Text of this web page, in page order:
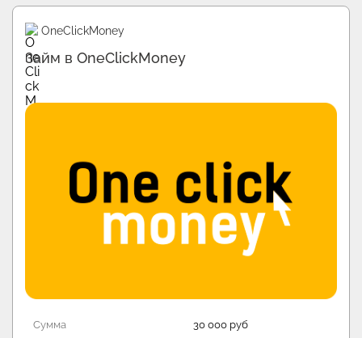
Промо
OneClickMoney
Займ в OneClickMoney
Сумма
30 000 руб